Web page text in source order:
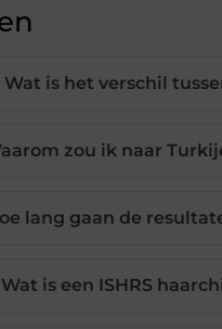
Wat is het verschil
zou ik naar
lang gaan de
Wat is een ISHRS